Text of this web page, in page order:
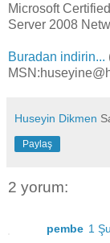
Microsoft
Server 2008
Buradan indirin...
Huseyin Dikmen
Paylaş
2 yorum:
pembe 1